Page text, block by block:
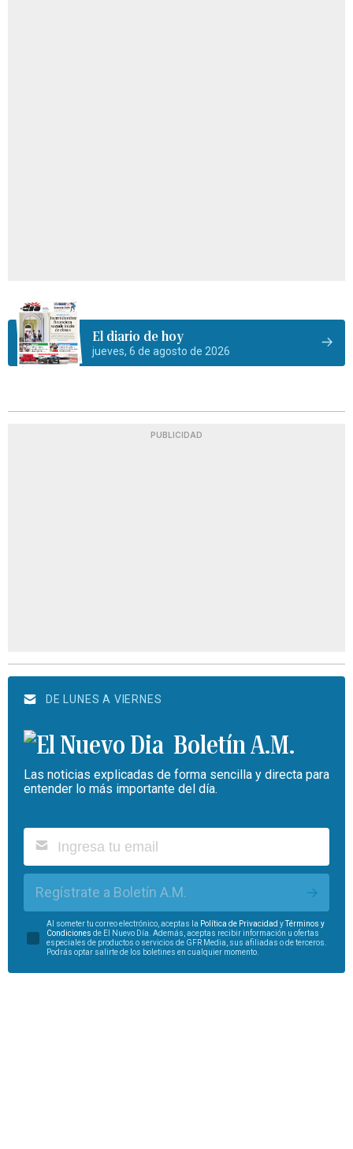
El diario de hoy
jueves, 6 de agosto de 2026
PUBLICIDAD
DE LUNES A VIERNES
Boletín A.M.
Las noticias explicadas de forma sencilla y directa para
entender lo más importante del día.
Regístrate a Boletín A.M.
Al someter tu correo electrónico, aceptas la Política de Privacidad yTérminos y
Condiciones de El Nuevo Día. Además, aceptas recibir información u ofertas
especiales de productos o servicios de GFR Media, sus afiliadas o de terceros.
Podrás optar salirte de los boletines en cualquier momento.